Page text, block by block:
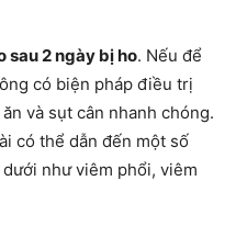
sau 2 ngày bị ho. Nếu để
có biện pháp điều trị
và sụt cân nhanh chóng.
có thể dẫn đến một số
như viêm phổi, viêm